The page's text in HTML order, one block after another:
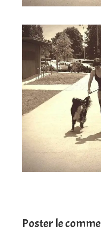
Poster le